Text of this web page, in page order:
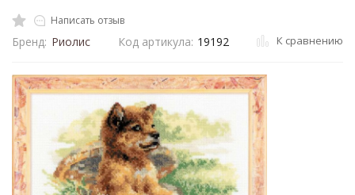
Написать отзыв
Бренд: Риолис Код артикула: 19192 К сравнению